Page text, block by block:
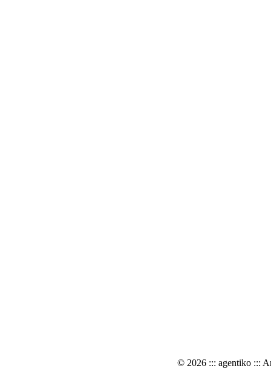
© 2026 ::: agentiko :::